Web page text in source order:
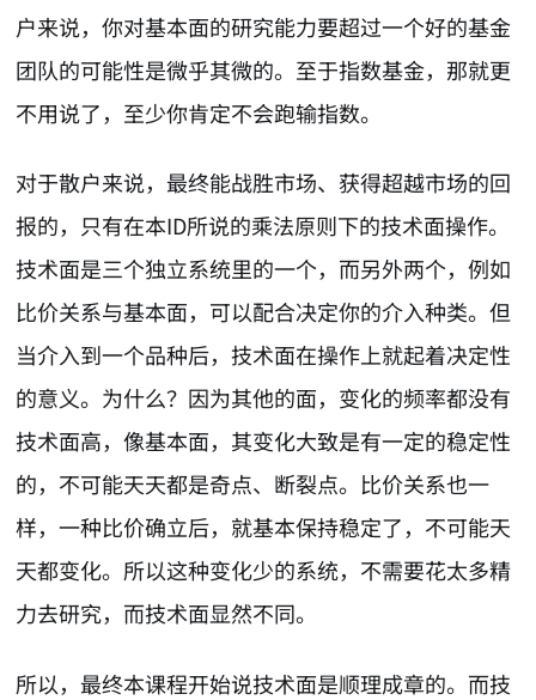
户来说，你对基本面的研究能力要超过一个好的基金
团队的可能性是微乎其微的。至于指数基金，那就更
不用说了，至少你肯定不会跑输指数。
对于散户来说，最终能战胜市场、获得超越市场的回
报的，只有在本ID所说的乘法原则下的技术面操作。
技术面是三个独立系统里的一个，而另外两个，例如
比价关系与基本面，可以配合决定你的介入种类。但
当介入到一个品种后，技术面在操作上就起着决定性
的意义。为什么？因为其他的面，变化的频率都没有
技术面高，像基本面，其变化大致是有一定的稳定性
的，不可能天天都是奇点、断裂点。比价关系也一
样，一种比价确立后，就基本保持稳定了，不可能天
天都变化。所以这种变化少的系统，不需要花太多精
力去研究，而技术面显然不同。
所以，最终本课程开始说技术面是顺理成章的。而技